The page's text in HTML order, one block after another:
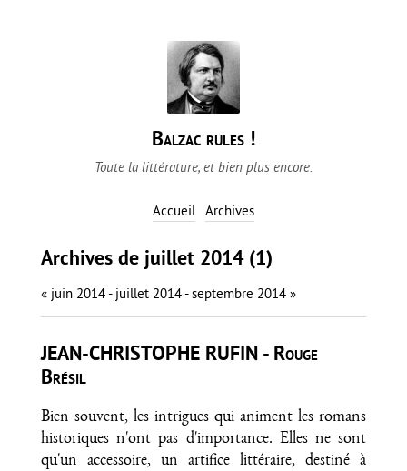
Balzac rules !
Toute la littérature, et bien plus encore.
Accueil Archives
Archives de juillet 2014 (1)
« juin 2014- juillet 2014 -septembre 2014 »
JEAN-CHRISTOPHE RUFIN - Rouge
Brésil
Bien souvent, les intrigues qui animent les romans
historiques n'ont pas d'importance. Elles ne sont
qu'un accessoire, un artifice littéraire, destiné à